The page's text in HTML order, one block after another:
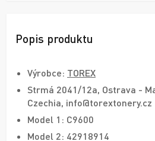
Popis produktu
Výrobce: TOREX
Strmá 2041/12a, Ostrava -
Czechia, info@torextonery.cz
Model 1: C9600
Model 2: 42918914